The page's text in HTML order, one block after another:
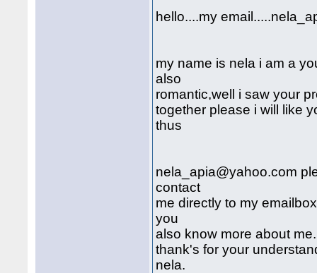
hello....my
my name is nela i am a
also
romantic,well i saw your
together please i will like
thus
nela_apia@yahoo.com
contact
me directly to my
you
also know more about me.
thank's for your
nela.